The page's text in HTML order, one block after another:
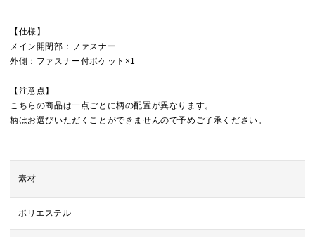
【仕様】
メイン開閉部：ファスナー
外側：ファスナー付ポケット×1
【注意点】
こちらの商品は一点ごとに柄の配置が異なります。
柄はお選びいただくことができませんので予めご了承ください。
素材
ポリエステル